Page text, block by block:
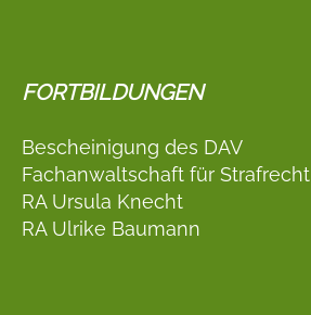
FORTBILDUNGEN
Bescheinigung des DAV
Fachanwaltschaft für Strafrecht
RA Ursula Knecht
RA Ulrike Baumann